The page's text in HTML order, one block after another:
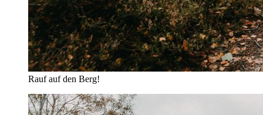
Rauf auf den Berg!